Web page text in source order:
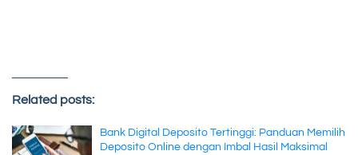
Related posts:
Bank Digital Deposito Tertinggi: Panduan Memilih
Deposito Online dengan Imbal Hasil Maksimal